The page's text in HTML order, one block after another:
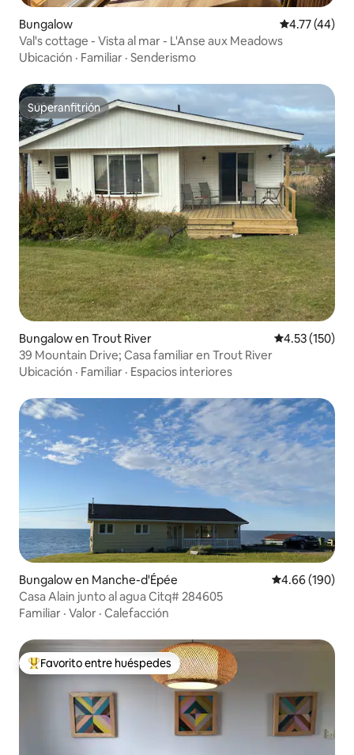
Bungalow Calificación
4.77 (44)
Val's cottage - Vista al mar - L'Anse aux Meadows
Ubicación · Familiar · Senderismo
Superanfitrión
Superanfitrión
Bungalow en Trout River Calificación
4.53 (150)
39 Mountain Drive; Casa familiar en Trout River
Ubicación · Familiar · Espacios interiores
Bungalow en Manche-d'Épée Calificación
4.66 (190)
Casa Alain junto al agua Citq# 284605
Familiar · Valor · Calefacción
De los mejores en Favorito entre huéspedes
Favorito entre huéspedes